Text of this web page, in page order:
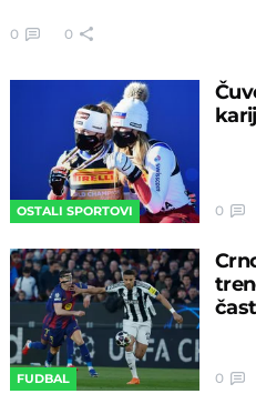
0 0
OSTALI SPORTOVI 0
FUDBAL 0